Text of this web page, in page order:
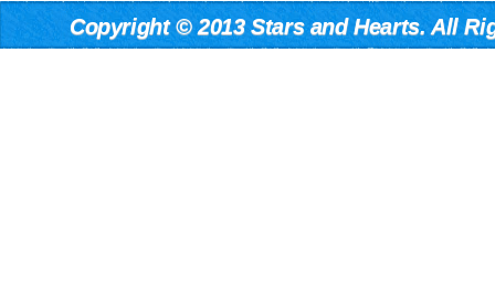
Copyright©2013 Stars and Hearts. All